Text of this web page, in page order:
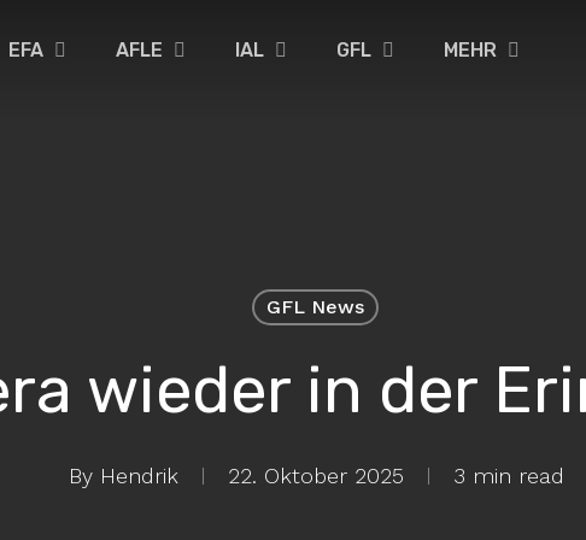
EFA AFLE IAL GFL MEHR
GFL News
wieder in der
By Hendrik 22. Oktober 2025 3 min read